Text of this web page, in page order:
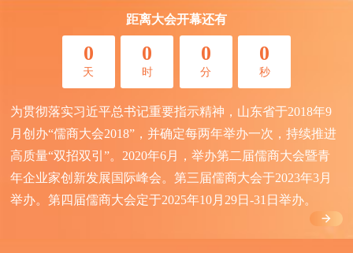
距离大会开幕还有
0
天
0
时
0
分
0
秒
为贯彻落实习近平总书记重要指示精神，山东省于2018年9
月创办“儒商大会2018”，并确定每两年举办一次，持续推进
高质量“双招双引”。2020年6月，举办第二届儒商大会暨青
年企业家创新发展国际峰会。第三届儒商大会于2023年3月
举办。第四届儒商大会定于2025年10月29日-31日举办。